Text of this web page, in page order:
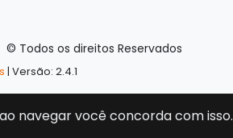
© Todos os direitos Reservados
| Versão: 2.4.1
navegar você concorda com isso.